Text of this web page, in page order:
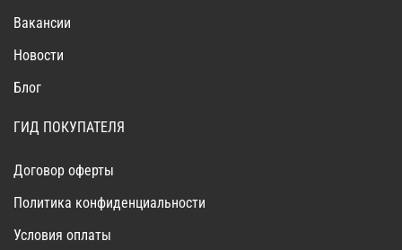
Вакансии
Новости
Блог
ГИД ПОКУПАТЕЛЯ
Договор оферты
Политика конфиденциальности
Условия оплаты